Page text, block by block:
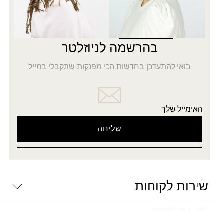
רוצה להתעדכן לפני כולן?
5% הנחה
בהרשמה לניוזלטר
בואי להתעדכן בחדשות הכי מפנקות שתקבלי במייל
האימייל שלך
שירות לקוחות